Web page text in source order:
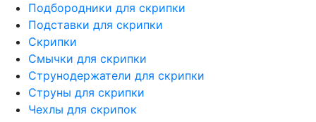
Подбородники для скрипки
Подставки для скрипки
Скрипки
Смычки для скрипки
Струнодержатели для скрипки
Струны для скрипки
Чехлы для скрипок